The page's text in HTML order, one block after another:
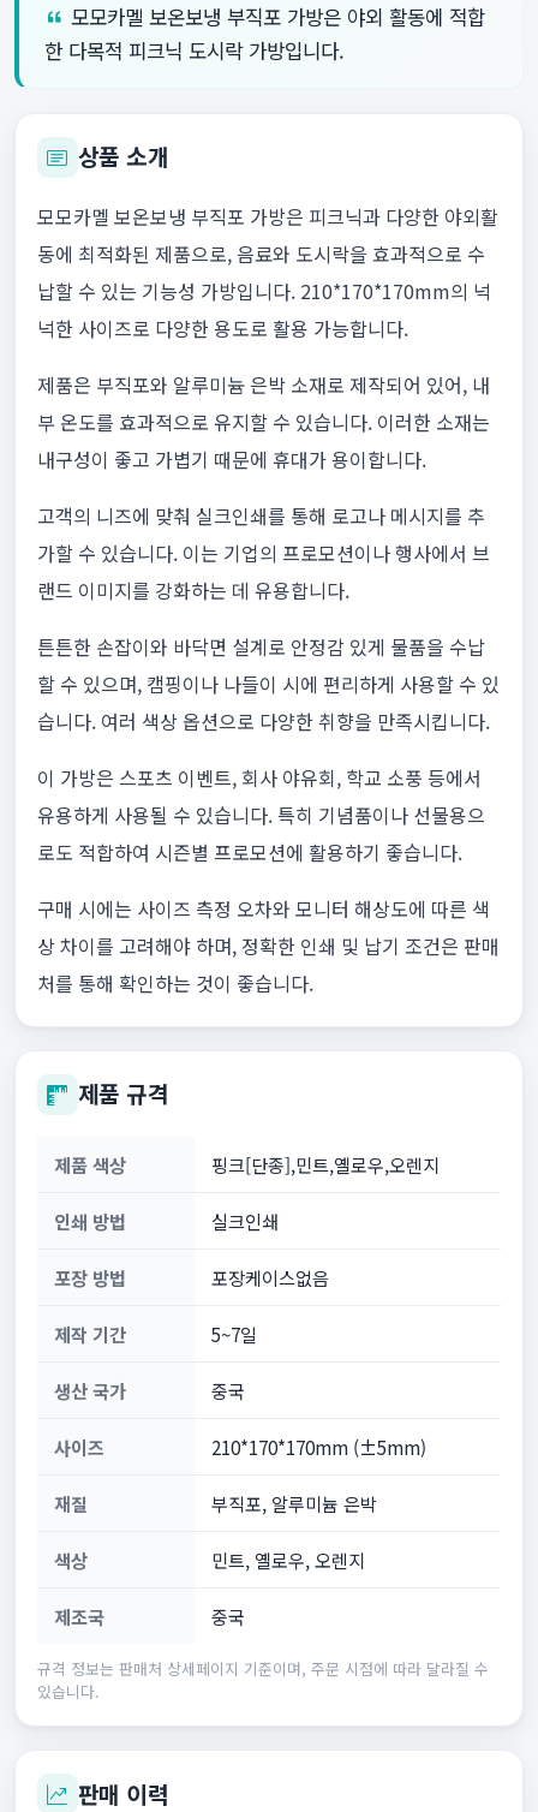
모모카멜 보온보냉 부직포 가방은 야외 활동에 적합
한 다목적 피크닉 도시락 가방입니다.
상품 소개
모모카멜 보온보냉 부직포 가방은 피크닉과 다양한 야외활
동에 최적화된 제품으로, 음료와 도시락을 효과적으로 수
납할 수 있는 기능성 가방입니다. 210*170*170mm의 넉
넉한 사이즈로 다양한 용도로 활용 가능합니다.
제품은 부직포와 알루미늄 은박 소재로 제작되어 있어, 내
부 온도를 효과적으로 유지할 수 있습니다. 이러한 소재는
내구성이 좋고 가볍기 때문에 휴대가 용이합니다.
고객의 니즈에 맞춰 실크인쇄를 통해 로고나 메시지를 추
가할 수 있습니다. 이는 기업의 프로모션이나 행사에서 브
랜드 이미지를 강화하는 데 유용합니다.
튼튼한 손잡이와 바닥면 설계로 안정감 있게 물품을 수납
할 수 있으며, 캠핑이나 나들이 시에 편리하게 사용할 수 있
습니다. 여러 색상 옵션으로 다양한 취향을 만족시킵니다.
이 가방은 스포츠 이벤트, 회사 야유회, 학교 소풍 등에서
유용하게 사용될 수 있습니다. 특히 기념품이나 선물용으
로도 적합하여 시즌별 프로모션에 활용하기 좋습니다.
구매 시에는 사이즈 측정 오차와 모니터 해상도에 따른 색
상 차이를 고려해야 하며, 정확한 인쇄 및 납기 조건은 판매
처를 통해 확인하는 것이 좋습니다.
제품 규격
제품 색상 핑크[단종],민트,옐로우,오렌지
인쇄 방법 실크인쇄
포장 방법 포장케이스없음
제작 기간 5~7일
생산 국가 중국
사이즈 210*170*170mm (±5mm)
재질 부직포, 알루미늄 은박
색상 민트, 옐로우, 오렌지
제조국 중국
규격 정보는 판매처 상세페이지 기준이며, 주문 시점에 따라 달라질 수
있습니다.
판매 이력